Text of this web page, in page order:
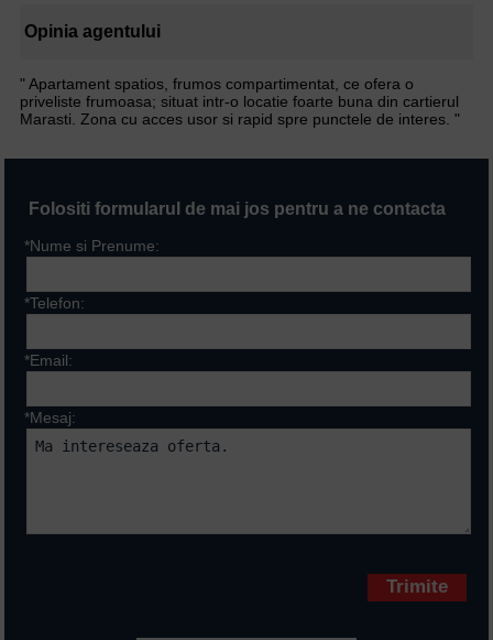
Opinia agentului
" Apartament spatios, frumos compartimentat, ce ofera o
priveliste frumoasa; situat intr-o locatie foarte buna din cartierul
Marasti. Zona cu acces usor si rapid spre punctele de interes. "
Folositi formularul de mai jos pentru a ne contacta
*Nume si Prenume:
*Telefon:
*Email:
*Mesaj: